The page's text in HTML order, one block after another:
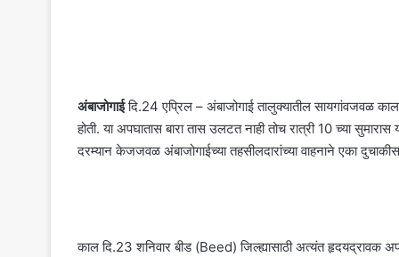
अंबाजोगाईदि.24 एप्रिल – अंबाजोगाई तालुक्यातील सायगांवजवळ
होती. या अपघातास बारा तास उलटत नाही तोच रात्री 10 च्या
दरम्यान केजजवळ अंबाजोगाईच्या तहसीलदारांच्या वाहनाने एका
काल दि.23 शनिवार बीड (Beed) जिल्ह्यासाठी अत्यंत हृदयद्रावक